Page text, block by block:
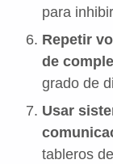
para
Repetir
de
grado de
Usar
tableros